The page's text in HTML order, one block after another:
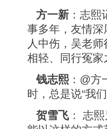
方一新 ：志
事多年，友情
人中伤，吴老
相轻、同行冤家
钱志熙 ：@
时，总是说“我们
贺雪飞 ： 志